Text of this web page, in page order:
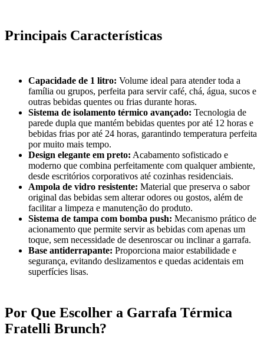
Principais Características
Capacidade de 1 litro: Volume ideal para atender toda a
família ou grupos, perfeita para servir café, chá, água, sucos e
outras bebidas quentes ou frias durante horas.
Sistema de isolamento térmico avançado: Tecnologia de
parede dupla que mantém bebidas quentes por até 12 horas e
bebidas frias por até 24 horas, garantindo temperatura perfeita
por muito mais tempo.
Design elegante em preto: Acabamento sofisticado e
moderno que combina perfeitamente com qualquer ambiente,
desde escritórios corporativos até cozinhas residenciais.
Ampola de vidro resistente: Material que preserva o sabor
original das bebidas sem alterar odores ou gostos, além de
facilitar a limpeza e manutenção do produto.
Sistema de tampa com bomba push: Mecanismo prático de
acionamento que permite servir as bebidas com apenas um
toque, sem necessidade de desenroscar ou inclinar a garrafa.
Base antiderrapante: Proporciona maior estabilidade e
segurança, evitando deslizamentos e quedas acidentais em
superfícies lisas.
Por Que Escolher a Garrafa Térmica
Fratelli Brunch?